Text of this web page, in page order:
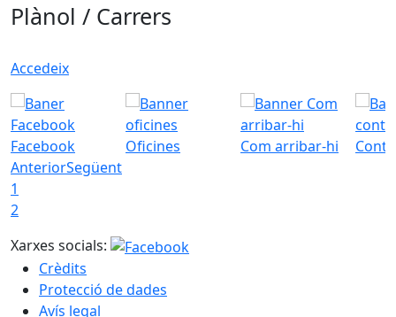
Plànol / Carrers
Accedeix
Facebook Oficines Com arribar-hi
AnteriorSegüent
1
2
Xarxes socials:
Crèdits
Protecció de dades
Avís legal